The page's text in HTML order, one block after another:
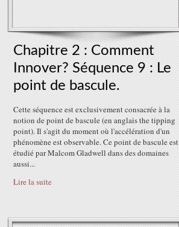
Chapitre 2 : Comment
Innover? Séquence 9 : Le
point de bascule.
Cette séquence est exclusivement consacrée à la
notion de point de bascule (en anglais the tipping
point). Il s'agit du moment où l'accélération d'un
phénomène est observable. Ce point de bascule est
étudié par Malcom Gladwell dans des domaines
aussi...
Lire la suite